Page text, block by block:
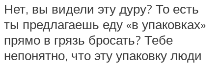
Нет, вы видели эту дуру? То есть
ты предлагаешь еду «в упаковках»
прямо в грязь бросать? Тебе
непонятно, что эту упаковку люди